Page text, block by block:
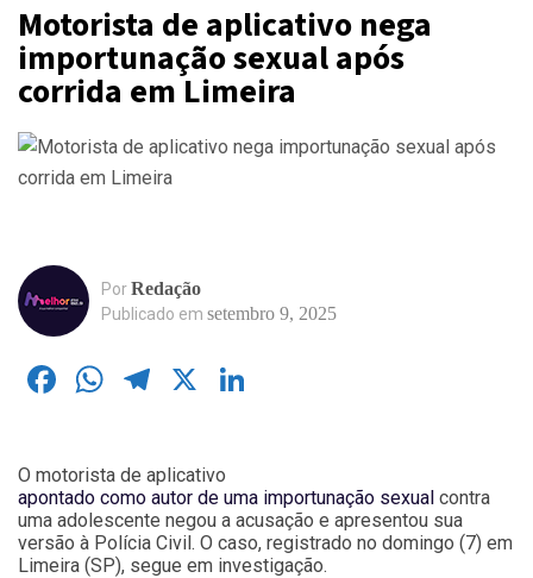
Motorista de aplicativo nega
importunação sexual após
corrida em Limeira
PorRedação
Publicado em setembro 9, 2025
Facebook
WhatsApp
Telegram
X
O motorista de aplicativo
apontado como autor de uma importunação sexual contra
uma adolescente negou a acusação e apresentou sua
versão à Polícia Civil. O caso, registrado no domingo (7) em
Limeira (SP), segue em investigação.